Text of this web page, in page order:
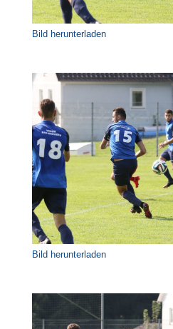
Bild herunterladen
Bild herunterladen